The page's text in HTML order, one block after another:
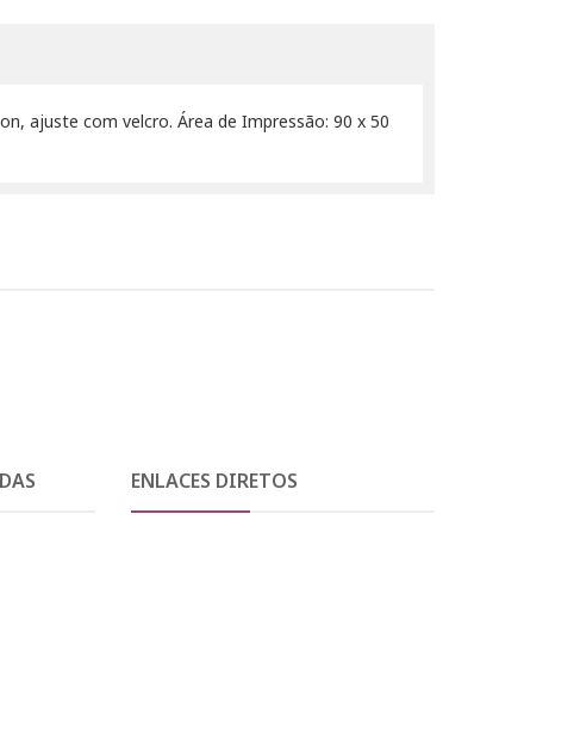
ajuste com velcro. Área de Impressão: 90 x 50
ENLACES DIRETOS